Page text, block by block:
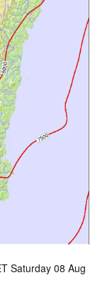
Saturday 08 Aug